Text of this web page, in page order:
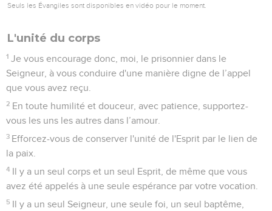
Seuls les Évangiles sont disponibles en vidéo pour le moment.
L'unité du corps
1 Je vous encourage donc, moi, le prisonnier dans le
Seigneur, à vous conduire d'une manière digne de l’appel
que vous avez reçu.
2 En toute humilité et douceur, avec patience, supportez-
vous les uns les autres dans l’amour.
3 Efforcez-vous de conserver l'unité de l'Esprit par le lien de
la paix.
4 Il y a un seul corps et un seul Esprit, de même que vous
avez été appelés à une seule espérance par votre vocation.
5 Il y a un seul Seigneur, une seule foi, un seul baptême,